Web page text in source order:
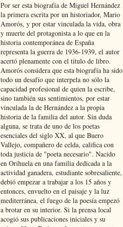
Por ser esta biografía de Miguel Hernández
la primera escrita por un historiador, Mario
Amorós, y por estar vinculada la vida, obra
y muerte del protagonista a lo que en la
historia contemporánea de España
representa la guerra de 1936-1939, el autor
acertó plenamente con el título de libro.
Amorós considera que esta biografía ha sido
todo un desafío que interpela no sólo la
capacidad profesional de quien la escribe,
sino también sus sentimientos, por estar
vinculada la de Hernández a la propia
historia de la familia del autor. Sin duda
alguna, se trata de uno de los poetas
esenciales del siglo XX, al que Buero
Vallejo, compañero de celda, califica con
toda justicia de "poeta necesario". Nacido
en Orihuela en una familia dedicada a la
actividad ganadera, estudiante sobresaliente,
debió empezar a trabajar a los 15 años y
entonces, envuelto en el paisaje y la luz
mediterránea, el fuego de la poesía empezó
a brotar en su interior. Si la prensa local
acogió sus publicaciones iniciales y su